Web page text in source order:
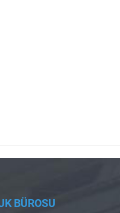
BÜROSU